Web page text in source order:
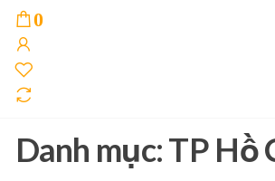
nghiệm
Sampling,
Booth
trưng
bày, tủ
trưng
bày… tại
Tp.Hồ
0
Danh mục:TP Hồ